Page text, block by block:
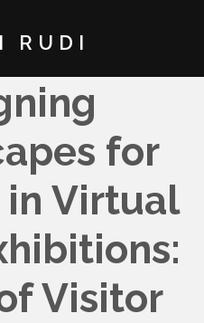
RUDI
for
in Virtual
Visitor